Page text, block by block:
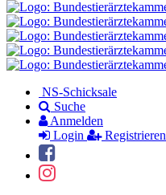
NS-Schicksale
Suche
Anmelden
Login
Registrieren